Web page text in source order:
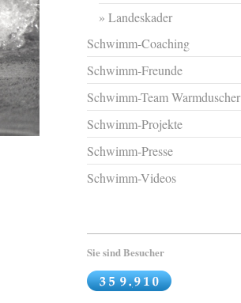
Landeskader
Schwimm-Coaching
Schwimm-Freunde
Schwimm-Team Warmduscher
Schwimm-Projekte
Schwimm-Presse
Schwimm-Videos
Sie sind Besucher